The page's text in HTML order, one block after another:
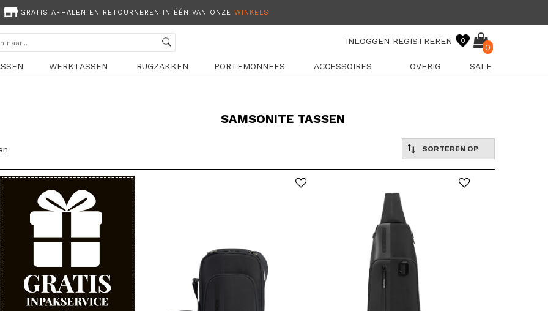
GRATIS AFHALEN EN RETOURNEREN IN ÉÉN VAN ONZE WINKELS
INLOGGEN REGISTREREN 0
0
WERKTASSEN RUGZAKKEN PORTEMONNEES ACCESSOIRES OVERIG SALE
SAMSONITE TASSEN
SORTEREN OP